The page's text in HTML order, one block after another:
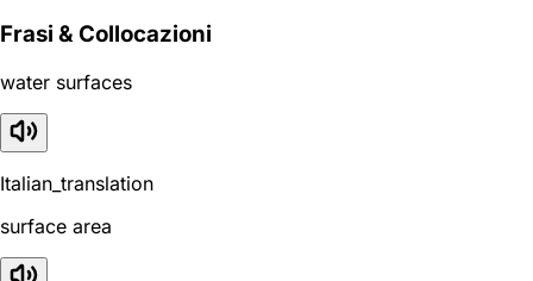
Frasi & Collocazioni
water surfaces
Italian_translation
surface area